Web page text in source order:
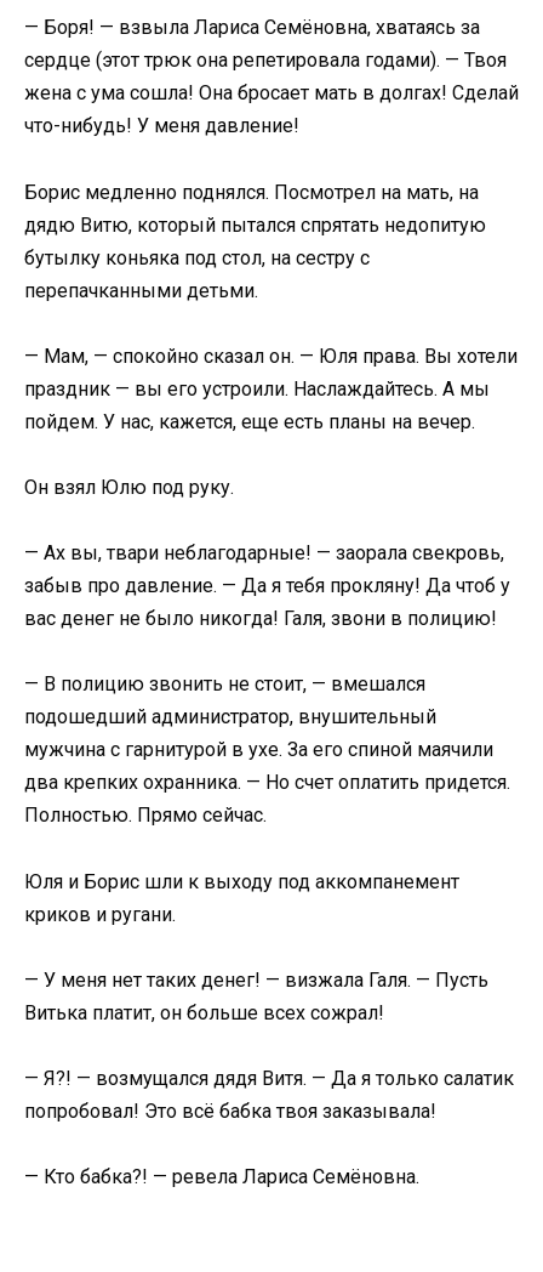
— Боря! — взвыла Лариса Семёновна, хватаясь за
сердце (этот трюк она репетировала годами). — Твоя
жена с ума сошла! Она бросает мать в долгах! Сделай
что-нибудь! У меня давление!
Борис медленно поднялся. Посмотрел на мать, на
дядю Витю, который пытался спрятать недопитую
бутылку коньяка под стол, на сестру с
перепачканными детьми.
— Мам, — спокойно сказал он. — Юля права. Вы хотели
праздник — вы его устроили. Наслаждайтесь. А мы
пойдем. У нас, кажется, еще есть планы на вечер.
Он взял Юлю под руку.
— Ах вы, твари неблагодарные! — заорала свекровь,
забыв про давление. — Да я тебя прокляну! Да чтоб у
вас денег не было никогда! Галя, звони в полицию!
— В полицию звонить не стоит, — вмешался
подошедший администратор, внушительный
мужчина с гарнитурой в ухе. За его спиной маячили
два крепких охранника. — Но счет оплатить придется.
Полностью. Прямо сейчас.
Юля и Борис шли к выходу под аккомпанемент
криков и ругани.
— У меня нет таких денег! — визжала Галя. — Пусть
Витька платит, он больше всех сожрал!
— Я?! — возмущался дядя Витя. — Да я только салатик
попробовал! Это всё бабка твоя заказывала!
— Кто бабка?! — ревела Лариса Семёновна.